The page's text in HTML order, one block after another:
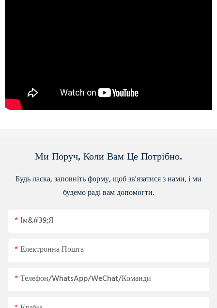
Ми Поруч, Коли Вам Це Потрібно.
Будь ласка, заповніть форму, щоб зв'язатися з нами, і ми
будемо раді вам допомогти.
Ім&#39;я
Електронна Пошта
Телефон/WhatsApp/WeChat/Команди